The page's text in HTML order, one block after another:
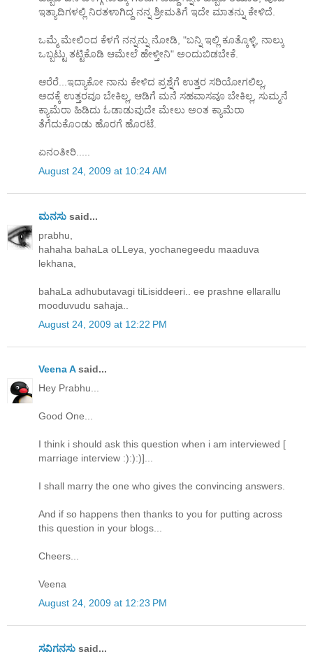
ಇತ್ಯಾದಿಗಳಲ್ಲಿ ನಿರತಳಾಗಿದ್ದ ನನ್ನ ಶ್ರೀಮತಿಗೆ ಇದೇ ಮಾತನ್ನು ಕೇಳಿದೆ.
ಒಮ್ಮೆ ಮೇಲಿಂದ ಕೆಳಗೆ ನನ್ನನ್ನು ನೋಡಿ, "ಬನ್ನಿ ಇಲ್ಲಿ ಕೂತ್ಕೊಳ್ಳಿ, ನಾಲ್ಕು
ಒಬ್ಬಟ್ಟು ತಟ್ಟಿಕೊಡಿ ಆಮೇಲೆ ಹೇಳ್ತೀನಿ" ಅಂದುಬಿಡಬೇಕೆ.
ಆರೆರೆ...ಇದ್ಯಾಕೋ ನಾನು ಕೇಳಿದ ಪ್ರಶ್ನೆಗೆ ಉತ್ತರ ಸರಿಯೋಗಲಿಲ್ಲ,
ಅದಕ್ಕೆ ಉತ್ತರವೂ ಬೇಕಿಲ್ಲ, ಆಡಿಗೆ ಮನೆ ಸಹವಾಸವೂ ಬೇಕಿಲ್ಲ, ಸುಮ್ಮನೆ
ಕ್ಯಾಮೆರಾ ಹಿಡಿದು ಓಡಾಡುವುದೇ ಮೇಲು ಅಂತ ಕ್ಯಾಮೆರಾ
ತೆಗೆದುಕೊಂಡು ಹೊರಗೆ ಹೊರಟೆ.
ಏನಂತೀರಿ.....
August 24, 2009 at 10:24 AM
ಮನಸು said...
prabhu,
hahaha bahaLa oLLeya, yochanegeedu maaduva
lekhana,
bahaLa adhubutavagi tiLisiddeeri.. ee prashne ellarallu
mooduvudu sahaja..
August 24, 2009 at 12:22 PM
Veena Asaid...
Hey Prabhu...
Good One...
I think i should ask this question when i am interviewed [
marriage interview :):):)]...
I shall marry the one who gives the convincing answers.
And if so happens then thanks to you for putting across
this question in your blogs...
Cheers...
Veena
August 24, 2009 at 12:23 PM
ಸವಿಗನಸು said...